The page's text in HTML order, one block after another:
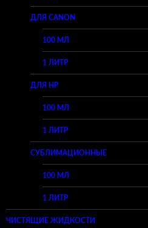
ДЛЯ CANON
100 МЛ
1 ЛИТР
ДЛЯ HP
100 МЛ
1 ЛИТР
СУБЛИМАЦИОННЫЕ
100 МЛ
1 ЛИТР
ЧИСТЯЩИЕ ЖИДКОСТИ